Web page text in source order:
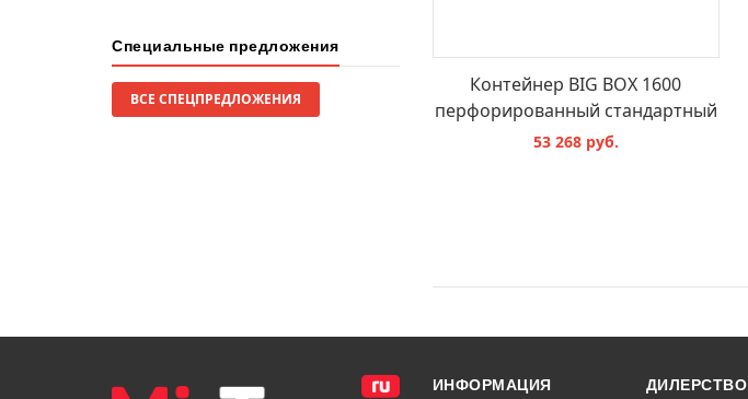
Контейнер BIG BOX 1600
перфорированный стандартный
53 268 руб.
Специальные предложения
ВСЕ СПЕЦПРЕДЛОЖЕНИЯ
ИНФОРМАЦИЯ ДИЛЕРСТВО